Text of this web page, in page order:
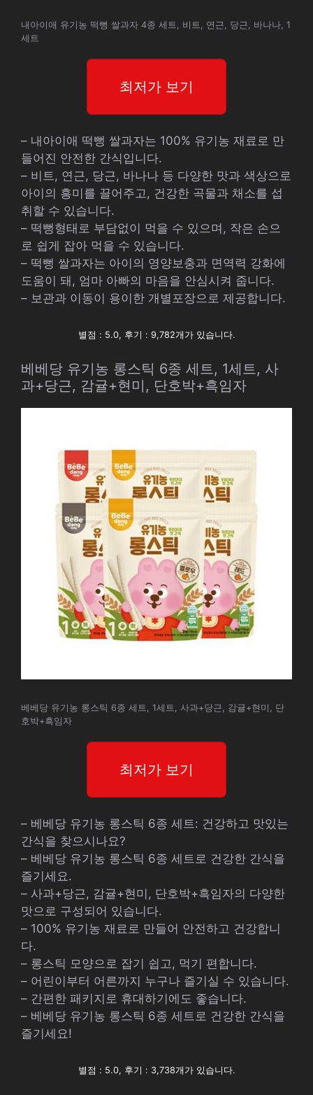
내아이애 유기농 떡뻥 쌀과자 4종 세트, 비트, 연근, 당근, 바나나, 1
세트
최저가 보기
– 내아이애 떡뻥 쌀과자는 100% 유기농 재료로 만
들어진 안전한 간식입니다.
– 비트, 연근, 당근, 바나나 등 다양한 맛과 색상으로
아이의 흥미를 끌어주고, 건강한 곡물과 채소를 섭
취할 수 있습니다.
– 떡뻥형태로 부담없이 먹을 수 있으며, 작은 손으
로 쉽게 잡아 먹을 수 있습니다.
– 떡뻥 쌀과자는 아이의 영양보충과 면역력 강화에
도움이 돼, 엄마 아빠의 마음을 안심시켜 줍니다.
– 보관과 이동이 용이한 개별포장으로 제공합니다.
별점 : 5.0, 후기 : 9,782개가 있습니다.
베베당 유기농 롱스틱 6종 세트, 1세트, 사
과+당근, 감귤+현미, 단호박+흑임자
베베당 유기농 롱스틱 6종 세트, 1세트, 사과+당근, 감귤+현미, 단
호박+흑임자
최저가 보기
– 베베당 유기농 롱스틱 6종 세트: 건강하고 맛있는
간식을 찾으시나요?
– 베베당 유기농 롱스틱 6종 세트로 건강한 간식을
즐기세요.
– 사과+당근, 감귤+현미, 단호박+흑임자의 다양한
맛으로 구성되어 있습니다.
– 100% 유기농 재료로 만들어 안전하고 건강합니
다.
– 롱스틱 모양으로 잡기 쉽고, 먹기 편합니다.
– 어린이부터 어른까지 누구나 즐기실 수 있습니다.
– 간편한 패키지로 휴대하기에도 좋습니다.
– 베베당 유기농 롱스틱 6종 세트로 건강한 간식을
즐기세요!
별점 : 5.0, 후기 : 3,738개가 있습니다.